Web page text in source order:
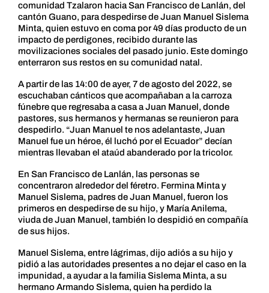
comunidad Tzalaron hacia San Francisco de Lanlán, del
cantón Guano, para despedirse de Juan Manuel Sislema
Minta, quien estuvo en coma por 49 días producto de un
impacto de perdigones, recibido durante las
movilizaciones sociales del pasado junio. Este domingo
enterraron sus restos en su comunidad natal.
A partir de las 14:00 de ayer, 7 de agosto del 2022, se
escuchaban cánticos que acompañaban a la carroza
fúnebre que regresaba a casa a Juan Manuel, donde
pastores, sus hermanos y hermanas se reunieron para
despedirlo. “Juan Manuel te nos adelantaste, Juan
Manuel fue un héroe, él luchó por el Ecuador” decían
mientras llevaban el ataúd abanderado por la tricolor.
En San Francisco de Lanlán, las personas se
concentraron alrededor del féretro. Fermina Minta y
Manuel Sislema, padres de Juan Manuel, fueron los
primeros en despedirse de su hijo, y María Anilema,
viuda de Juan Manuel, también lo despidió en compañía
de sus hijos.
Manuel Sislema, entre lágrimas, dijo adiós a su hijo y
pidió a las autoridades presentes a no dejar el caso en la
impunidad, a ayudar a la familia Sislema Minta, a su
hermano Armando Sislema, quien ha perdido la